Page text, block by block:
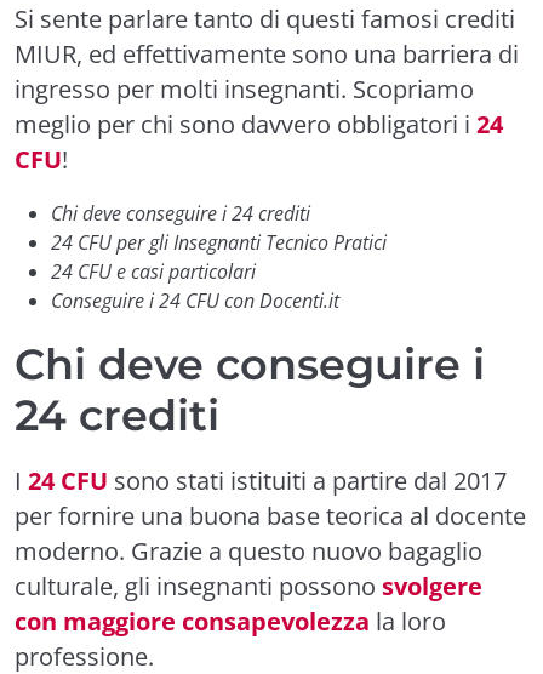
Si sente parlare tanto di questi famosi crediti
MIUR, ed effettivamente sono una barriera di
ingresso per molti insegnanti. Scopriamo
meglio per chi sono davvero obbligatori i 24
CFU!
Chi deve conseguire i 24 crediti
24 CFU per gli Insegnanti Tecnico Pratici
24 CFU e casi particolari
Conseguire i 24 CFU con Docenti.it
Chi deve conseguire i
24 crediti
I 24 CFU sono stati istituiti a partire dal 2017
per fornire una buona base teorica al docente
moderno. Grazie a questo nuovo bagaglio
culturale, gli insegnanti possono svolgere
con maggiore consapevolezza la loro
professione.